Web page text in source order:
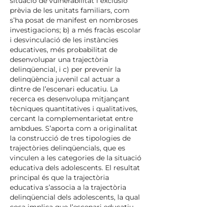
prèvia de les unitats familiars, com
s’ha posat de manifest en nombroses
investigacions; b) a més fracàs escolar
i desvinculació de les instàncies
educatives, més probabilitat de
desenvolupar una trajectòria
delinqüencial, i c) per prevenir la
delinqüència juvenil cal actuar a
dintre de l’escenari educatiu. La
recerca es desenvolupa mitjançant
tècniques quantitatives i qualitatives,
cercant la complementarietat entre
ambdues. S’aporta com a originalitat
la construcció de tres tipologies de
trajectòries delinqüencials, que es
vinculen a les categories de la situació
educativa dels adolescents. El resultat
principal és que la trajectòria
educativa s’associa a la trajectòria
delinqüencial dels adolescents, la qual